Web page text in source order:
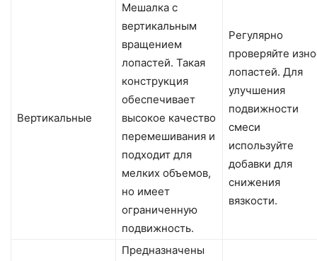
Вертикальные
Мешалка с
вертикальным
вращением
лопастей. Такая
конструкция
обеспечивает
высокое качество
перемешивания и
подходит для
мелких объемов,
но имеет
ограниченную
подвижность.
Регулярно
проверяйте
лопастей. Для
улучшения
подвижности
смеси
используйте
добавки для
снижения
вязкости.
Предназначены